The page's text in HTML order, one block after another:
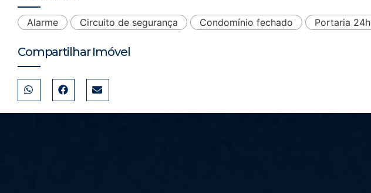
Alarme Circuito de segurança Condomínio fechado Portaria 24h
Compartilhar Imóvel